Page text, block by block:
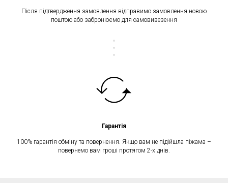
Після підтвердження замовлення відправимо замовлення новою
поштою або забронюємо для самовивезення
Гарантія
100% гарантія обміну та повернення. Якщо вам не підійшла піжама –
повернемо вам гроші протягом 2-х днів.